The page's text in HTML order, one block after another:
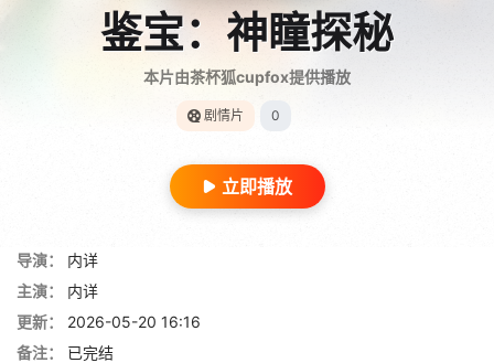
鉴宝：神瞳探秘
本片由茶杯狐cupfox提供播放
剧情片 0
立即播放
导演：
内详
主演：
内详
更新：
2026-05-20 16:16
备注：
已完结